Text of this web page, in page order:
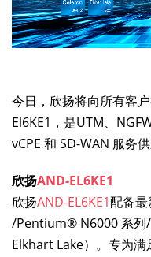
今日，欣扬将向所有客
El6KE1，是UTM、
vCPE 和 SD-WAN 服务
欣扬AND-EL6KE1
欣扬AND-EL6KE1配备
/Pentium® N6000 系列
Elkhart Lake）。专为满